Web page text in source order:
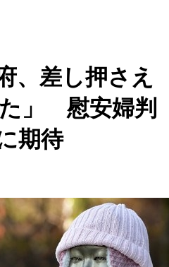
、差し押さえ
」 慰安婦判
期待